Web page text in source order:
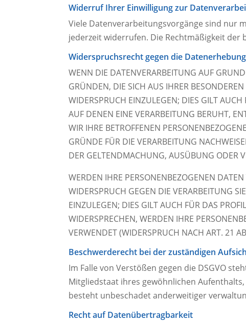
Widerruf Ihrer Einwilligung zur
Viele Datenverarbeitungsvorgänge sind nur
jederzeit widerrufen. Die Rechtmäßigkeit
Widerspruchsrecht gegen die
WENN DIE DATENVERARBEITUNG AUF
GRÜNDEN, DIE SICH AUS IHRER
WIDERSPRUCH EINZULEGEN; DIES GILT
AUF DENEN EINE VERARBEITUNG BERUHT,
WIR IHRE BETROFFENEN
GRÜNDE FÜR DIE VERARBEITUNG
DER GELTENDMACHUNG, AUSÜBUNG ODER
WERDEN IHRE PERSONENBEZOGENEN
WIDERSPRUCH GEGEN DIE VERARBEITUNG
EINZULEGEN; DIES GILT AUCH FÜR DAS
WIDERSPRECHEN, WERDEN IHRE
VERWENDET (WIDERSPRUCH NACH ART. 21
Beschwerde­recht bei der zuständigen
Im Falle von Verstößen gegen die DSGVO
Mitgliedstaat ihres gewöhnlichen
besteht unbeschadet anderweitiger
Recht auf Daten­übertrag­barkeit